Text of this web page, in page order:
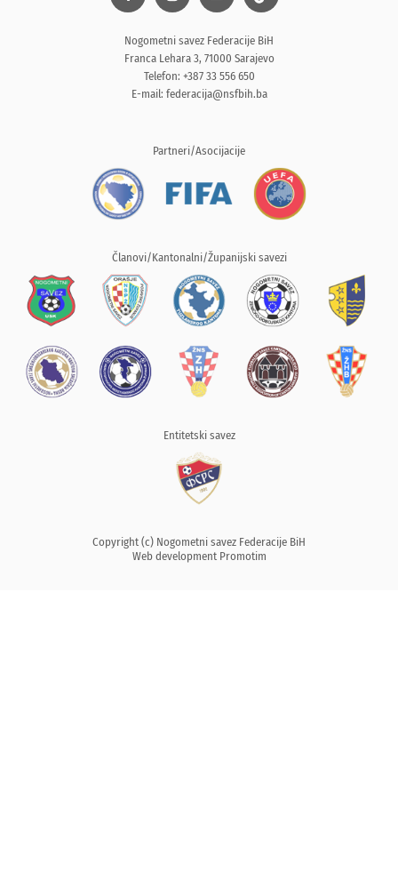
Nogometni savez Federacije BiH
Franca Lehara 3, 71000 Sarajevo
Telefon: +387 33 556 650
E-mail: federacija@nsfbih.ba
Partneri/Asocijacije
Članovi/Kantonalni/Županijski savezi
Entitetski savez
Copyright (c) Nogometni savez Federacije BiH
Web development Promotim